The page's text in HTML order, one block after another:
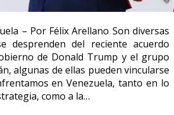
– Por Félix Arellano Son diversas
desprenden del reciente acuerdo
de Donald Trump y el grupo
algunas de ellas pueden vincularse
en Venezuela, tanto en lo
como a la…